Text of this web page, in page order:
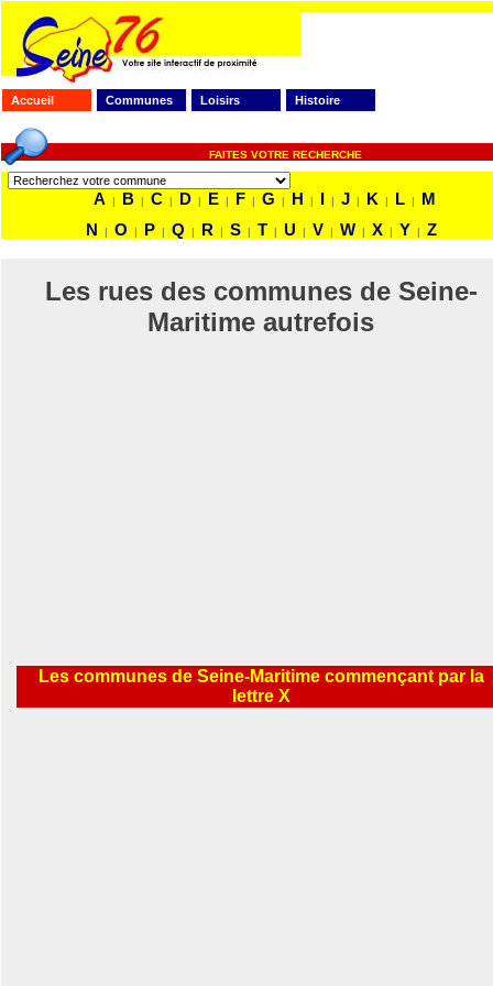
Accueil Communes Loisirs Histoire
FAITES VOTRE RECHERCHE
A | B | C | D | E | F | G | H | I | J | K | L |
M
N
| O | P | Q | R | S | T | U | V | W | X | Y | Z
Les rues des communes de Seine-
Maritime autrefois
Les communes de Seine-Maritime commençant par la
lettre X